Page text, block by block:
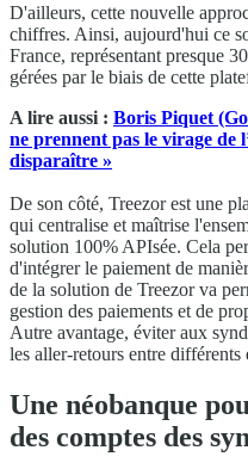
D'ailleurs, cette nouvelle
chiffres. Ainsi, aujourd'hui ce
France, représentant presque
gérées par le biais de cette
A lire aussi : Boris Piquet
ne prennent pas le virage de
disparaître »
De son côté, Treezor est une
qui centralise et maîtrise
solution 100% APIsée. Cela
d'intégrer le paiement de
de la solution de Treezor va
gestion des paiements et de
Autre avantage, éviter aux
les aller-retours entre
Une néobanque
des comptes des